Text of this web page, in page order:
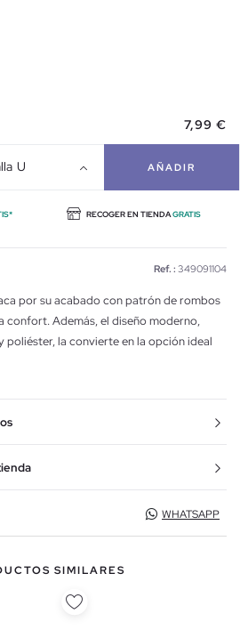
7,99 €
U AÑADIR
RECOGER EN TIENDAGRATIS
Ref. : 349091104
por su acabado con patrón de rombos
confort. Además, el diseño moderno,
la convierte en la opción ideal
WHATSAPP
SIMILARES